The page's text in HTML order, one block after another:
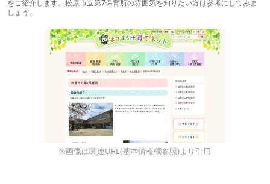
をご紹介します。松原市立第7保育所の雰囲気を知りたい方は参考にしてみま
しょう。
※画像は関連URL(基本情報欄参照)より引用